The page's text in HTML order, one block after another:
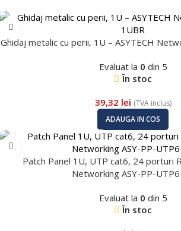
Ghidaj metalic cu perii, 1U – ASYTECH
Evaluat la 0 din 5
În stoc
39,32 lei (TVA inclus)
ADAUGA IN COS
Patch Panel 1U, UTP cat6, 24 porturi
Networking ASY-PP-
Evaluat la 0 din 5
În stoc